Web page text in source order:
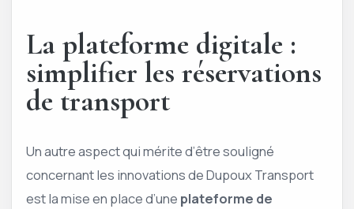
La plateforme digitale :
simplifier les réservations
de transport
Un autre aspect qui mérite d’être souligné
concernant les innovations de Dupoux Transport
est la mise en place d’une plateforme de